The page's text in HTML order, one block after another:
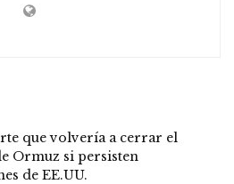
que volvería a cerrar el
Ormuz si persisten
de EE.UU.